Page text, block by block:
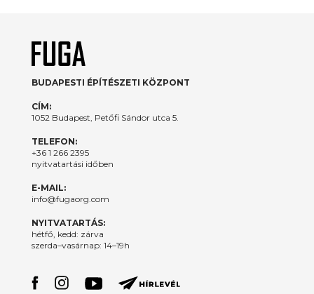
BUDAPESTI ÉPÍTÉSZETI KÖZPONT
CÍM:
1052 Budapest, Petőfi Sándor utca 5.
TELEFON:
+36 1 266 2395
nyitvatartási időben
E-MAIL:
info@fugaorg.com
NYITVATARTÁS:
hétfő, kedd: zárva
szerda–vasárnap: 14–19h